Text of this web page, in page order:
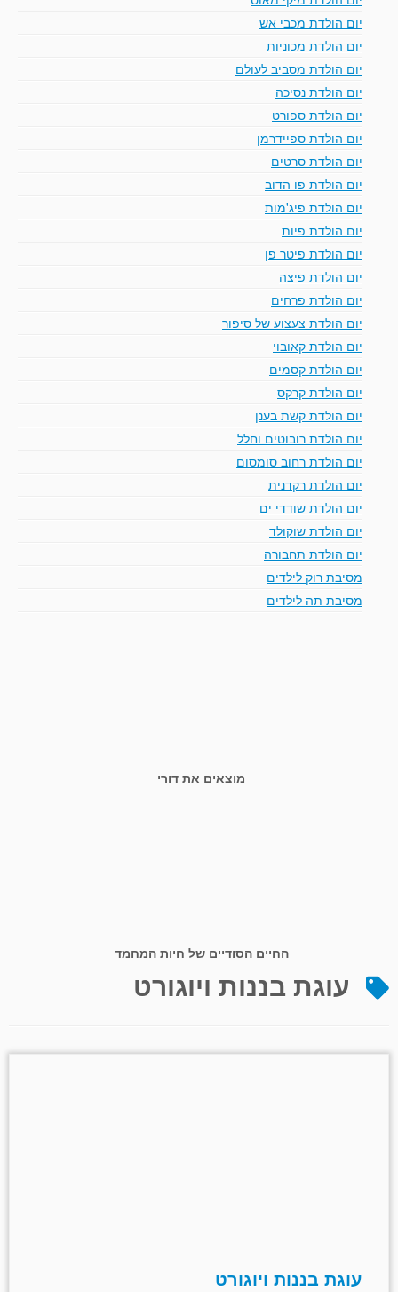
יום הולדת מכבי אש
יום הולדת מכוניות
יום הולדת מסביב לעולם
יום הולדת נסיכה
יום הולדת ספורט
יום הולדת ספיידרמן
יום הולדת סרטים
יום הולדת פו הדוב
יום הולדת פיג'מות
יום הולדת פיות
יום הולדת פיטר פן
יום הולדת פיצה
יום הולדת פרחים
יום הולדת צעצוע של סיפור
יום הולדת קאובוי
יום הולדת קסמים
יום הולדת קרקס
יום הולדת קשת בענן
יום הולדת רובוטים וחלל
יום הולדת רחוב סומסום
יום הולדת רקדנית
יום הולדת שודדי ים
יום הולדת שוקולד
יום הולדת תחבורה
מסיבת רוק לילדים
מסיבת תה לילדים
מוצאים את דורי
החיים הסודיים של חיות המחמד
עוגת בננות ויוגורט
עוגת בננות ויוגורט